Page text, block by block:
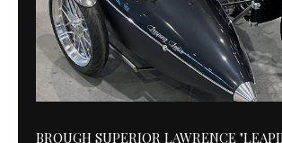
BROUGH SUPERIOR LAWRENCE